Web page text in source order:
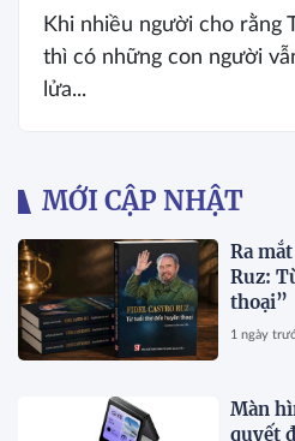
Khi nhiều người cho rằng
thì có những con người
lửa...
MỚI CẬP NHẬT
Ra
Ruz:
thoại”
1 ngày
Màn
quyết